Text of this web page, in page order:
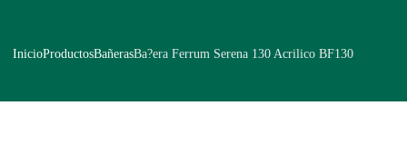
InicioProductosBañerasBa?era Ferrum Serena 130 Acrilico BF130